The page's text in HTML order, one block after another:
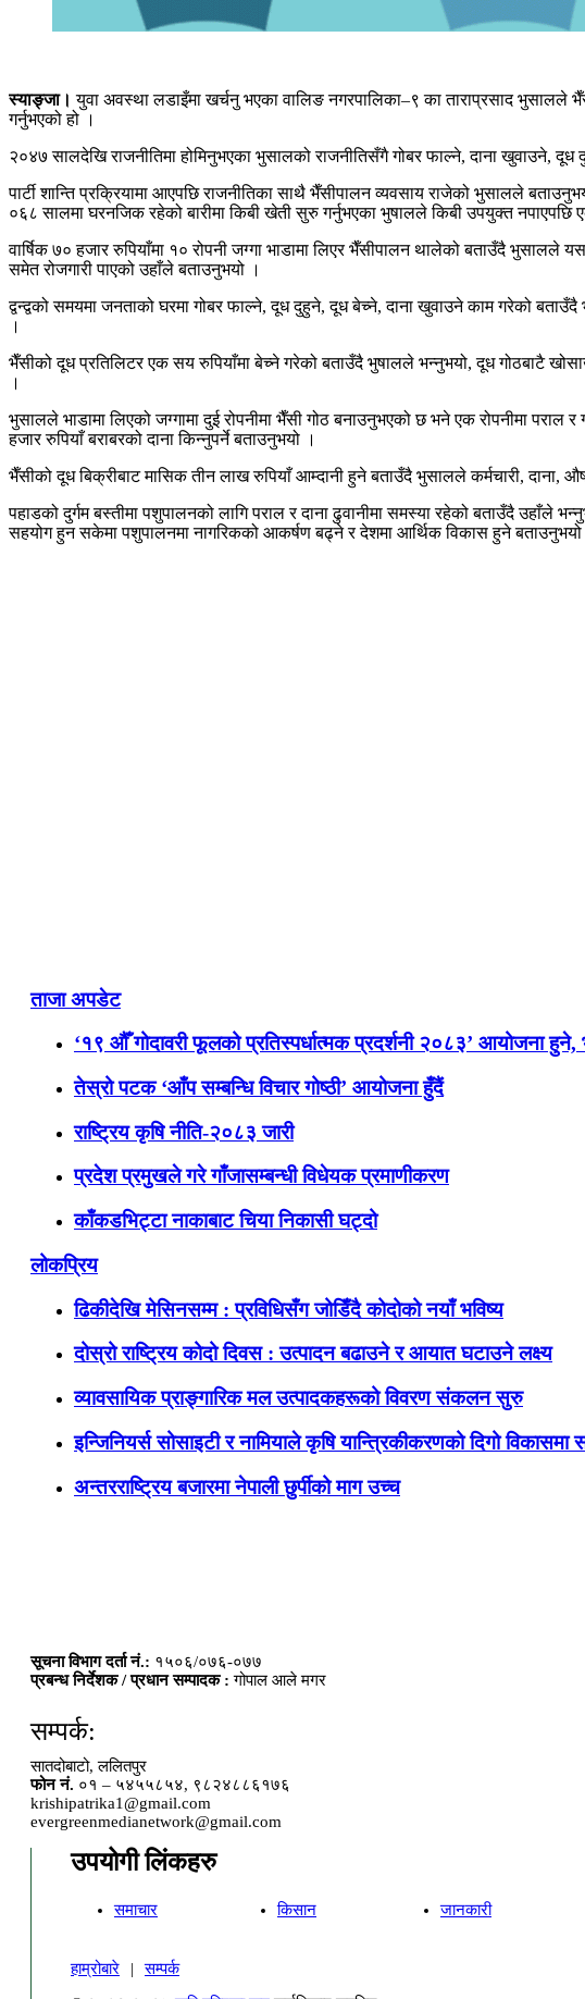
स्याङ्जा।युवा अवस्था लडाइँमा खर्चनु भएका वालिङ नगरपालिका–९ का ताराप्रसाद भुसालले
गर्नुभएको हो ।
२०४७ सालदेखि राजनीतिमा होमिनुभएका भुसालको राजनीतिसँगै गोबर फाल्ने, दाना खुवाउने,
पार्टी शान्ति प्रक्रियामा आएपछि राजनीतिका साथै भैँसीपालन व्यवसाय राजेको भुसालले
०६८ सालमा घरनजिक रहेको बारीमा किबी खेती सुरु गर्नुभएका भुषालले किबी उपयुक्त
वार्षिक ७० हजार रुपियाँमा १० रोपनी जग्गा भाडामा लिएर भैँसीपालन थालेको बताउँदै
समेत रोजगारी पाएको उहाँले बताउनुभयो ।
द्वन्द्वको समयमा जनताको घरमा गोबर फाल्ने, दूध दुहुने, दूध बेच्ने, दाना खुवाउने काम गरेको
।
भैँसीको दूध प्रतिलिटर एक सय रुपियाँमा बेच्ने गरेको बताउँदै भुषालले भन्नुभयो, दूध गोठबाटै
।
भुसालले भाडामा लिएको जग्गामा दुई रोपनीमा भैँसी गोठ बनाउनुभएको छ भने एक रोपनीमा
हजार रुपियाँ बराबरको दाना किन्नुपर्ने बताउनुभयो ।
भैँसीको दूध बिक्रीबाट मासिक तीन लाख रुपियाँ आम्दानी हुने बताउँदै भुसालले कर्मचारी, दाना,
पहाडको दुर्गम बस्तीमा पशुपालनको लागि पराल र दाना ढुवानीमा समस्या रहेको बताउँदै उहाँले
सहयोग हुन सकेमा पशुपालनमा नागरिकको आकर्षण बढ्ने र देशमा आर्थिक विकास हुने बताउनुभयो
ताजा अपडेट
‘१९ औँ गोदावरी फूलको प्रतिस्पर्धात्मक प्रदर्शनी २०८३’ आयोजना
तेस्रो पटक ‘आँप सम्बन्धि विचार गोष्ठी’ आयोजना हुँदैं
राष्ट्रिय कृषि नीति-२०८३ जारी
प्रदेश प्रमुखले गरे गाँजासम्बन्धी विधेयक प्रमाणीकरण
काँकडभिट्टा नाकाबाट चिया निकासी घट्दो
लोकप्रिय
ढिकीदेखि मेसिनसम्म : प्रविधिसँग जोडिँदै कोदोको नयाँ भविष्य
दोस्रो राष्ट्रिय कोदो दिवस : उत्पादन बढाउने र आयात घटाउने लक्ष्य
व्यावसायिक प्राङ्गारिक मल उत्पादकहरूको विवरण संकलन सुरु
इन्जिनियर्स सोसाइटी र नामियाले कृषि यान्त्रिकीकरणको दिगो विकासमा
अन्तरराष्ट्रिय बजारमा नेपाली छुर्पीको माग उच्च
सूचना विभाग दर्ता नं.: १५०६/०७६-०७७
प्रबन्ध निर्देशक / प्रधान सम्पादक : गोपाल आले मगर
सम्पर्क:
सातदोबाटो, ललितपुर
फोन नं. ०१ – ५४५५८५४, ९८२४८८६१७६
krishipatrika1@gmail.com
evergreenmedianetwork@gmail.com
उपयोगी लिंकहरु
समाचार किसान जानकारी
हाम्रोबारे |
सम्पर्क